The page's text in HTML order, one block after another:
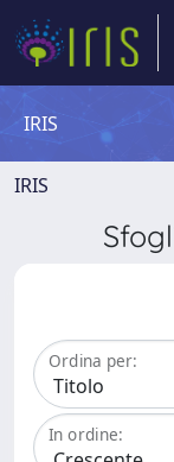
IRIS
IRIS
Ordina per:
In ordine: